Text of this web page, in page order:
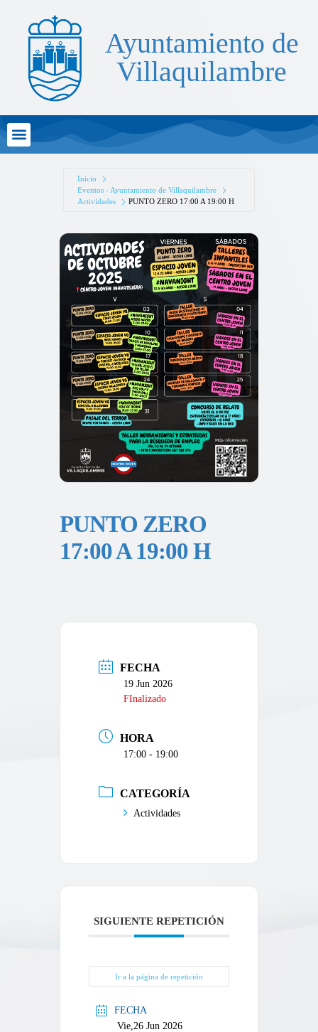
Ayuntamiento de
Villaquilambre
Inicio
Eventos - Ayuntamiento de Villaquilambre
Actividades
PUNTO ZERO 17:00 A 19:00 H
PUNTO ZERO
17:00 A 19:00 H
FECHA
19 Jun 2026
FInalizado
HORA
17:00 - 19:00
CATEGORÍA
Actividades
SIGUIENTE REPETICIÓN
Ir a la página de repetición
FECHA
Vie,26 Jun 2026